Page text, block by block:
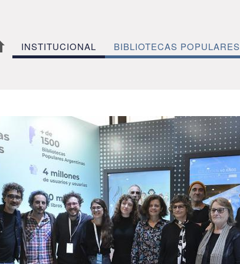
INSTITUCIONAL BIBLIOTECAS POPULARES